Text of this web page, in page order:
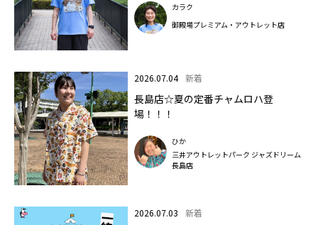
カラク
御殿場プレミアム・アウトレット店
2026.07.04 新着
長島店☆夏の定番チャムロハ登
場！！！
ひか
三井アウトレットパーク ジャズドリーム
長島店
2026.07.03 新着